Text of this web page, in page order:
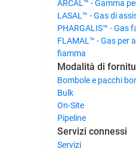
ARCAL™ - Gamma
LASAL™ - Gas di
PHARGALIS™ - Gas
FLAMAL™ - Gas per
fiamma
Modalità di
Bombole e pacchi
Bulk
On-Site
Pipeline
Servizi connessi
Servizi